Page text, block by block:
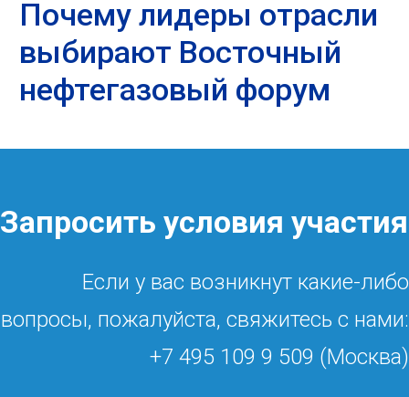
Почему лидеры отрасли
выбирают Восточный
нефтегазовый форум
Запросить условия участия
Если у вас возникнут какие-либо
вопросы, пожалуйста, свяжитесь с нами:
+7 495 109 9 509 (Москва)